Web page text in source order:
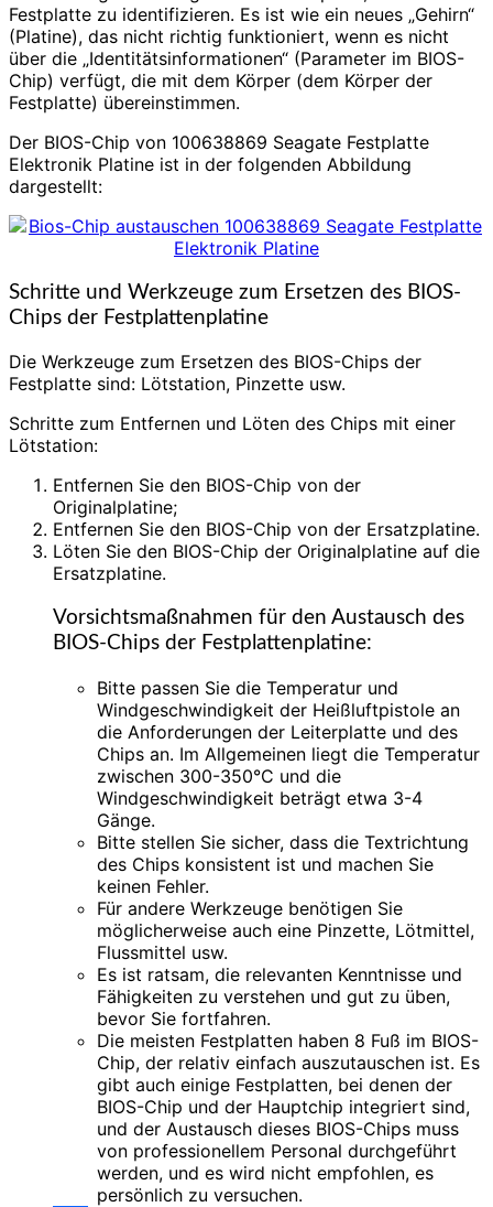
Festplatte zu identifizieren. Es ist wie ein neues „Gehirn“
(Platine), das nicht richtig funktioniert, wenn es nicht
über die „Identitätsinformationen“ (Parameter im BIOS-
Chip) verfügt, die mit dem Körper (dem Körper der
Festplatte) übereinstimmen.
Der BIOS-Chip von 100638869 Seagate Festplatte
Elektronik Platine ist in der folgenden Abbildung
dargestellt:
Schritte und Werkzeuge zum Ersetzen des BIOS-
Chips der Festplattenplatine
Die Werkzeuge zum Ersetzen des BIOS-Chips der
Festplatte sind: Lötstation, Pinzette usw.
Schritte zum Entfernen und Löten des Chips mit einer
Lötstation:
Entfernen Sie den BIOS-Chip von der
Originalplatine;
Entfernen Sie den BIOS-Chip von der Ersatzplatine.
Löten Sie den BIOS-Chip der Originalplatine auf die
Ersatzplatine.
Vorsichtsmaßnahmen für den Austausch des
BIOS-Chips der Festplattenplatine:
Bitte passen Sie die Temperatur und
Windgeschwindigkeit der Heißluftpistole an
die Anforderungen der Leiterplatte und des
Chips an. Im Allgemeinen liegt die Temperatur
zwischen 300-350°C und die
Windgeschwindigkeit beträgt etwa 3-4
Gänge.
Bitte stellen Sie sicher, dass die Textrichtung
des Chips konsistent ist und machen Sie
keinen Fehler.
Für andere Werkzeuge benötigen Sie
möglicherweise auch eine Pinzette, Lötmittel,
Flussmittel usw.
Es ist ratsam, die relevanten Kenntnisse und
Fähigkeiten zu verstehen und gut zu üben,
bevor Sie fortfahren.
Die meisten Festplatten haben 8 Fuß im BIOS-
Chip, der relativ einfach auszutauschen ist. Es
gibt auch einige Festplatten, bei denen der
BIOS-Chip und der Hauptchip integriert sind,
und der Austausch dieses BIOS-Chips muss
von professionellem Personal durchgeführt
werden, und es wird nicht empfohlen, es
persönlich zu versuchen.